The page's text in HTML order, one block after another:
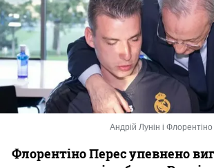
Букмекери
Казино
Андрій Лунін і
Флорентіно Перес упевнено